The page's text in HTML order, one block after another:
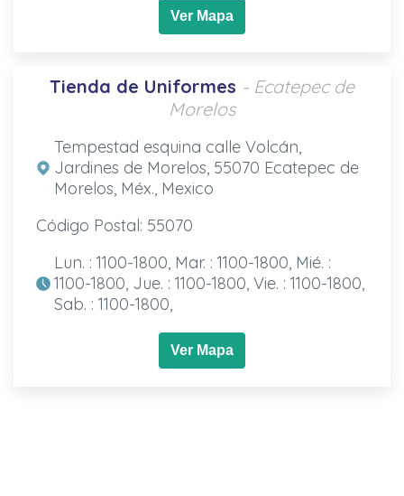
Ver Mapa
Tienda de Uniformes - Ecatepec de
Morelos
Tempestad esquina calle Volcán,
Jardines de Morelos, 55070 Ecatepec de
Morelos, Méx., Mexico
Código Postal: 55070
Lun. : 1100-1800, Mar. : 1100-1800, Mié. :
1100-1800, Jue. : 1100-1800, Vie. : 1100-1800,
Sab. : 1100-1800,
Ver Mapa